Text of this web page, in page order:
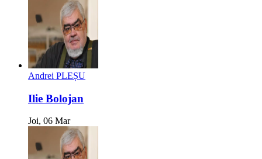
Andrei PLEȘU
Ilie Bolojan
Joi, 06 Mar